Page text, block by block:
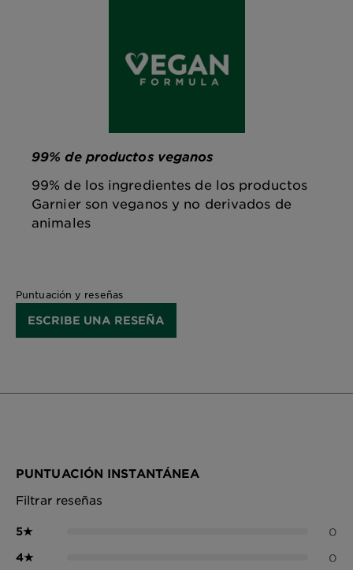
99% de productos veganos
99% de los ingredientes de los productos
Garnier son veganos y no derivados de
animales
Puntuación y reseñas
ESCRIBE UNA RESEÑA
PUNTUACIÓN INSTANTÁNEA
Filtrar reseñas
5★ 0
4★ 0